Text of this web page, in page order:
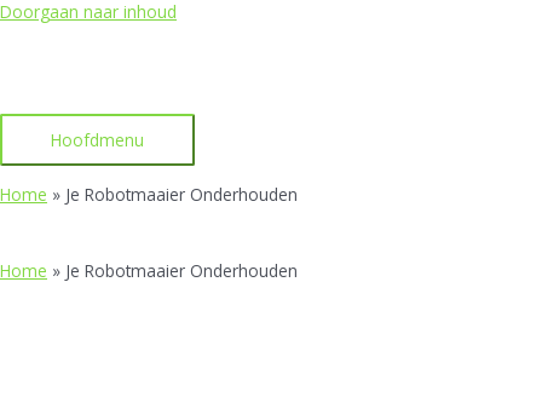
Doorgaan naar inhoud
Hoofdmenu
Home » Je Robotmaaier Onderhouden
Home » Je Robotmaaier Onderhouden